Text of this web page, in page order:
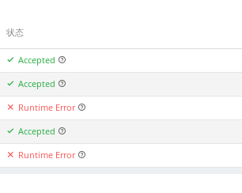
状态
Accepted
Accepted
Runtime Error
Accepted
Runtime Error